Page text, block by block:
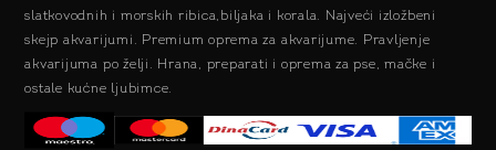
slatkovodnih i morskih ribica,biljaka i korala. Najveći izložbeni
skejp akvarijumi. Premium oprema za akvarijume. Pravljenje
akvarijuma po želji. Hrana, preparati i oprema za pse, mačke i
ostale kućne ljubimce.